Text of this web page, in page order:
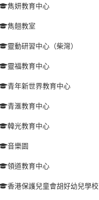
雋妍教育中心
雋翹教室
靈動研習中心（柴灣）
靈福教育中心
青年新世界教育中心
青滙教育中心
韓光教育中心
音樂園
領道教育中心
香港保護兒童會胡好幼兒學校